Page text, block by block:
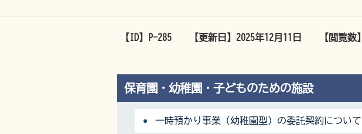
【ID】 P-285 【更新日】 2025年12月11日 【閲覧数】
保育園・幼稚園・子どものための施設
一時預かり事業（幼稚園型）の委託契約について